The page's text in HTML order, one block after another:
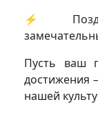
⚡️
Пусть ваш
достижения
нашей